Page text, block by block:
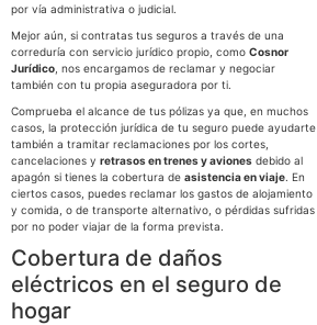
por vía administrativa o judicial.
Mejor aún, si contratas tus seguros a través de una
correduría con servicio jurídico propio, como Cosnor
Jurídico , nos encargamos de reclamar y negociar
también con tu propia aseguradora por ti.
Comprueba el alcance de tus pólizas ya que, en muchos
casos, la protección jurídica de tu seguro puede ayudarte
también a tramitar reclamaciones por los cortes,
cancelaciones y retrasos en trenes y aviones debido al
apagón si tienes la cobertura de asistencia en viaje . En
ciertos casos, puedes reclamar los gastos de alojamiento
y comida, o de transporte alternativo, o pérdidas sufridas
por no poder viajar de la forma prevista.
Cobertura de daños
eléctricos en el seguro de
hogar